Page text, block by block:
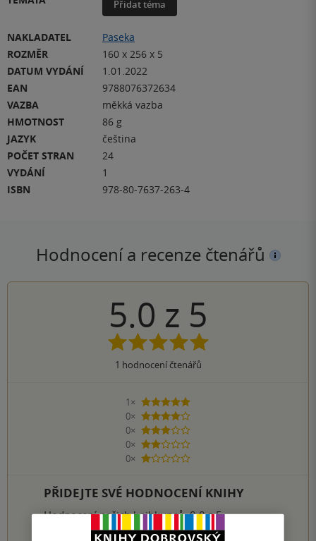
Přidat téma
NAKLADATEL
Paseka
ROZMĚR
160 x 256 x 5
DATUM VYDÁNÍ
1.01.2022
EAN
9788076372634
VAZBA
měkká vazba
HMOTNOST
86 g
JAZYK
čeština
POČET STRAN
24
VYDÁNÍ
1
ISBN
978-80-7637-263-4
Hodnocení a recenze čtenářů
5.0 z 5
1 hodnocení čtenářů
1×
5 hvězdiček
0×
4 hvězdičky
0×
3 hvězdičky
0×
2 hvězdičky
0×
1 hvezdička
PŘIDEJTE SVÉ HODNOCENÍ KNIHY
Hodnocení našich knihkupců: 0.0 z 5